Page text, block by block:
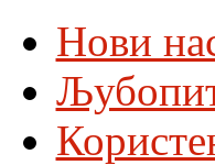
Нови